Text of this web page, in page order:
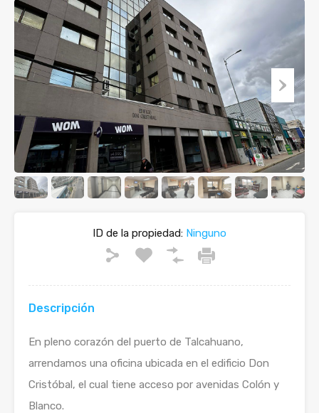
ID de la propiedad: Ninguno
Descripción
En pleno corazón del puerto de Talcahuano,
arrendamos una oficina ubicada en el edificio Don
Cristóbal, el cual tiene acceso por avenidas Colón y
Blanco.